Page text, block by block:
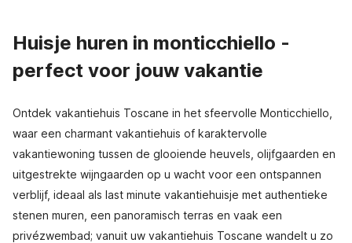
Huisje huren in monticchiello -
perfect voor jouw vakantie
Ontdek vakantiehuis Toscane in het sfeervolle Monticchiello,
waar een charmant vakantiehuis of karaktervolle
vakantiewoning tussen de glooiende heuvels, olijfgaarden en
uitgestrekte wijngaarden op u wacht voor een ontspannen
verblijf, ideaal als last minute vakantiehuisje met authentieke
stenen muren, een panoramisch terras en vaak een
privézwembad; vanuit uw vakantiehuis Toscane wandelt u zo